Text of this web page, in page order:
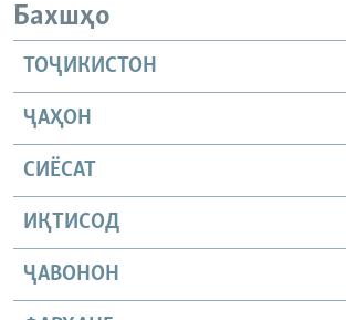
Бахшҳо
ТОҶИКИСТОН
ҶАҲОН
СИЁСАТ
ИҚТИСОД
ҶАВОНОН